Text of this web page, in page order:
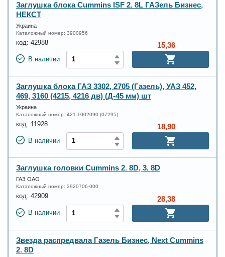
Заглушка блока Cummins ISF 2. 8L ГАЗель Бизнес,
НЕКСТ
Украина
Каталожный номер: 3900956
код: 42988
В наличии
15,36
Заглушка блока ГАЗ 3302, 2705 (Газель), УАЗ 452,
469, 3160 (4215, 4216 дв) (Д-45 мм) шт
Украина
Каталожный номер: 421.1002090 (07295)
код: 11928
В наличии
18,90
Заглушка головки Cummins 2. 8D, 3. 8D
ГАЗ ОАО
Каталожный номер: 3920706-000
код: 42909
В наличии
28,38
Звезда распредвала Газель Бизнес, Next Cummins
2. 8D